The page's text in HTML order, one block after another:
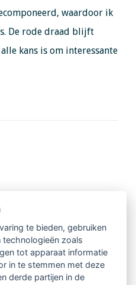
waardoor ik
De rode draad blijft
kans is om interessante
LVSC-
te bieden, gebruiken
zoals
tot apparaat informatie
in te stemmen met deze
derde partijen in de